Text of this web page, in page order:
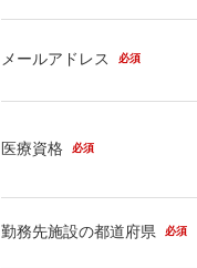
メールアドレス 必須
医療資格 必須
勤務先施設の都道府県 必須